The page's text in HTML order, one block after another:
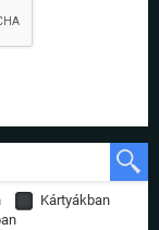
Kártyákban